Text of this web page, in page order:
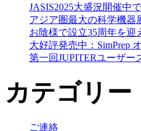
JASIS2025大盛況開催中で
アジア圏最大の科学機
お陰様で設立35周年を迎
大好評発売中：SimPrep
第一回JUPITERユーザー
カテゴリー
ご連絡